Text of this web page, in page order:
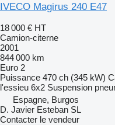
IVECO Magirus 240 E47
18 000 € HT
Camion-citerne
2001
844 000 km
Euro 2
Puissance 470 ch (345 kW)
l'essieu 6x2 Suspension
Espagne, Burgos
D. Javier Esteban SL
Contacter le vendeur